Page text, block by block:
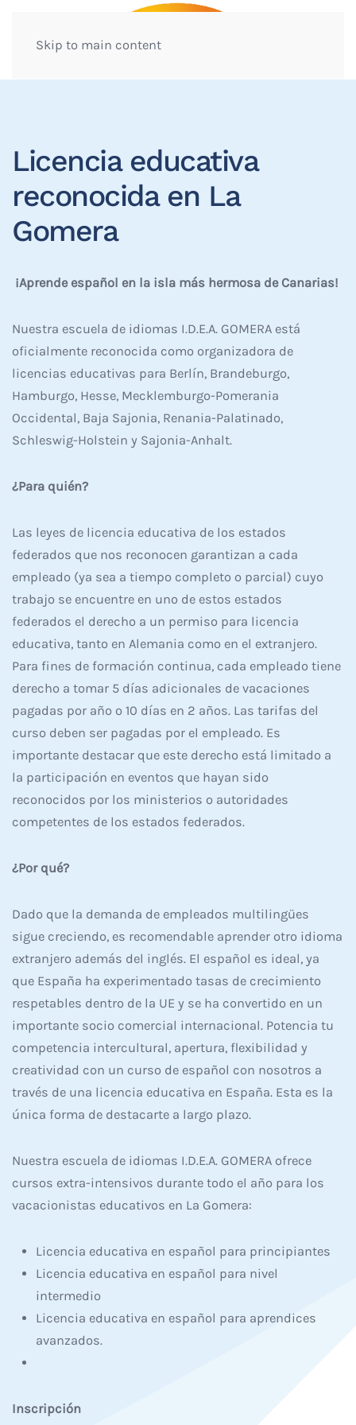
Skip to main content
Licencia educativa
reconocida en La
Gomera
¡Aprende español en la isla más hermosa de Canarias!
Nuestra escuela de idiomas I.D.E.A. GOMERA está
oficialmente reconocida como organizadora de
licencias educativas para Berlín, Brandeburgo,
Hamburgo, Hesse, Mecklemburgo-Pomerania
Occidental, Baja Sajonia, Renania-Palatinado,
Schleswig-Holstein y Sajonia-Anhalt.
¿Para quién?
Las leyes de licencia educativa de los estados
federados que nos reconocen garantizan a cada
empleado (ya sea a tiempo completo o parcial) cuyo
trabajo se encuentre en uno de estos estados
federados el derecho a un permiso para licencia
educativa, tanto en Alemania como en el extranjero.
Para fines de formación continua, cada empleado tiene
derecho a tomar 5 días adicionales de vacaciones
pagadas por año o 10 días en 2 años. Las tarifas del
curso deben ser pagadas por el empleado. Es
importante destacar que este derecho está limitado a
la participación en eventos que hayan sido
reconocidos por los ministerios o autoridades
competentes de los estados federados.
¿Por qué?
Dado que la demanda de empleados multilingües
sigue creciendo, es recomendable aprender otro idioma
extranjero además del inglés. El español es ideal, ya
que España ha experimentado tasas de crecimiento
respetables dentro de la UE y se ha convertido en un
importante socio comercial internacional. Potencia tu
competencia intercultural, apertura, flexibilidad y
creatividad con un curso de español con nosotros a
través de una licencia educativa en España. Esta es la
única forma de destacarte a largo plazo.
Nuestra escuela de idiomas I.D.E.A. GOMERA ofrece
cursos extra-intensivos durante todo el año para los
vacacionistas educativos en La Gomera:
Licencia educativa en español para principiantes
Licencia educativa en español para nivel
intermedio
Licencia educativa en español para aprendices
avanzados.
Inscripción